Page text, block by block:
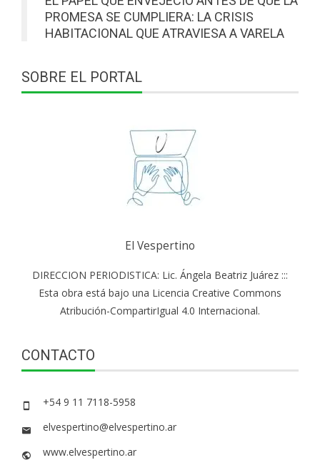
PROMESA SE CUMPLIERA: LA CRISIS
HABITACIONAL QUE ATRAVIESA A VARELA
SOBRE EL PORTAL
El Vespertino
DIRECCION PERIODISTICA: Lic. Ángela Beatriz Juárez :::
Esta obra está bajo una Licencia Creative Commons
Atribución-CompartirIgual 4.0 Internacional.
CONTACTO
+54 9 11 7118-5958
elvespertino@elvespertino.ar
www.elvespertino.ar